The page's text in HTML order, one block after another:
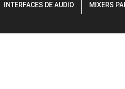
INTERFACES DE AUDIO MIXERS